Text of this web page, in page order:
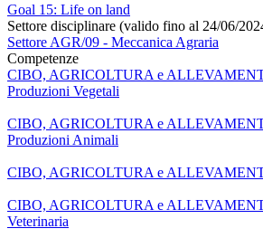
Goal 15: Life on land
Settore disciplinare (valido fino al 24/06/
Settore AGR/09 - Meccanica Agraria
Competenze
CIBO, AGRICOLTURA e
Produzioni Vegetali
CIBO, AGRICOLTURA e
Produzioni Animali
CIBO, AGRICOLTURA e
CIBO, AGRICOLTURA e
Veterinaria